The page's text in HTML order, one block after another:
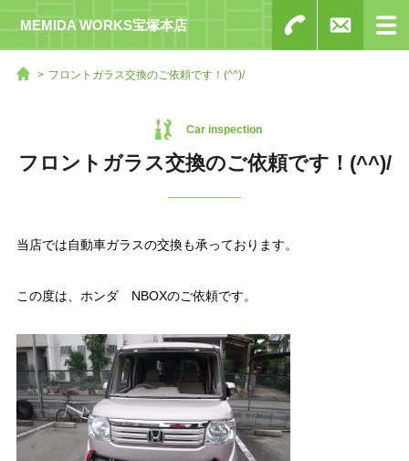
MEMIDA WORKS宝塚本店
フロントガラス交換のご依頼です！(^^)/
Car inspection
フロントガラス交換のご依頼です！(^^)/
当店では自動車ガラスの交換も承っております。
この度は、ホンダ　NBOXのご依頼です。